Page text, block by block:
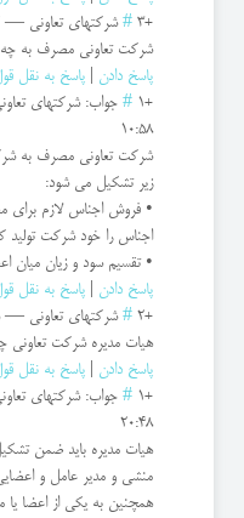
+3
# شرکتهای تعاونی —
شرکت تعاونی مصرف به چه
پاسخ دادن
پاسخ به نقل
+1
# جواب: شرکتهای
10:58
شرکت تعاونی مصرف به
زیر تشکیل می شود:
• فروش اجناس لازم
اجناس را خود شرکت تولید
• تقسیم سود و زیان میان
پاسخ دادن
پاسخ به نقل
+2
# شرکتهای تعاونی —
هیات مدیره شرکت تعاونی
پاسخ دادن
پاسخ به نقل
+1
# جواب: شرکتهای
20:48
هیات مدیره باید ضمن
منشی و مدیر عامل و
همچنین به یکی از اعضا یا